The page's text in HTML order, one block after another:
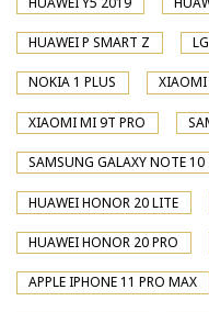
HUAWEI P SMART Z
NOKIA 1 PLUS XIAOMI
XIAOMI MI 9T PRO
SAMSUNG GALAXY NOTE 10
HUAWEI HONOR 20 LITE
HUAWEI HONOR 20 PRO
APPLE IPHONE 11 PRO MAX